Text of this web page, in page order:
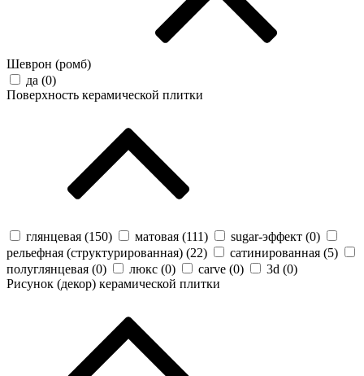
Шеврон (ромб)
да (0)
Поверхность керамической плитки
глянцевая (150) матовая (111) sugar-эффект (0)
рельефная (структурированная) (22) сатинированная (5)
полуглянцевая (0) люкс (0) carve (0) 3d (0)
Рисунок (декор) керамической плитки